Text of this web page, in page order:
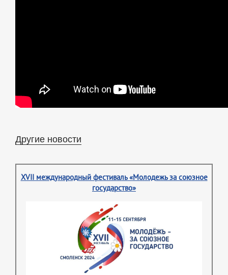
Другие новости
XVII международный фестиваль «Молодежь за союзное
государство»